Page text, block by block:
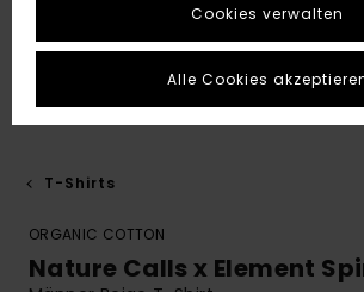
T-Shirts
ORGANIC COTTON
Nature Calls x Element
Cookies verwalten
Alle Cookies